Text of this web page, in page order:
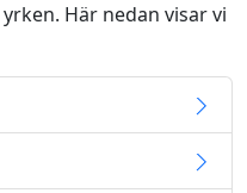
Här nedan visar vi